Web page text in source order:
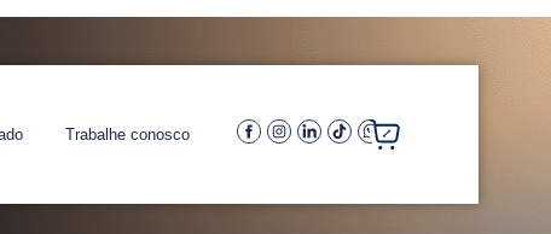
Trabalhe conosco